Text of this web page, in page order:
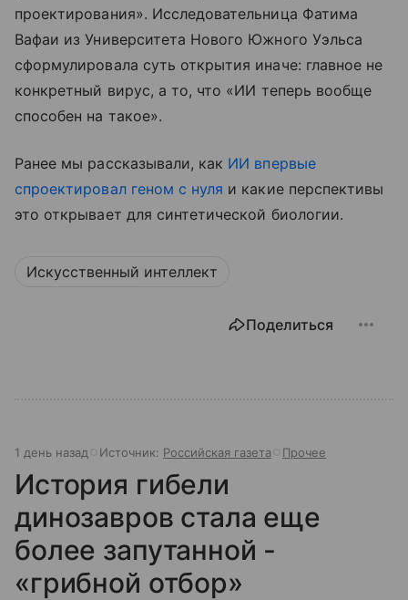
проектирования». Исследовательница Фатима
Вафаи из Университета Нового Южного Уэльса
сформулировала суть открытия иначе: главное не
конкретный вирус, а то, что «ИИ теперь вообще
способен на такое».
Ранее мы рассказывали, как ИИ впервые
спроектировал геном с нуля и какие перспективы
это открывает для синтетической биологии.
Искусственный интеллект
Поделиться
1 день назад Источник: Российская газета Прочее
История гибели
динозавров стала еще
более запутанной -
«грибной отбор»